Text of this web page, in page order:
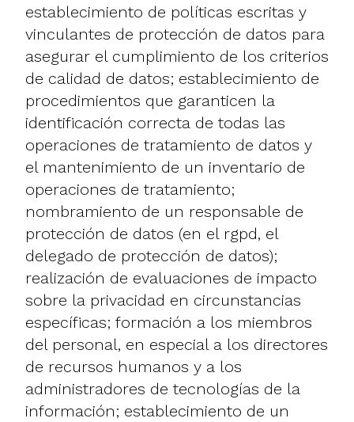
establecimiento de políticas escritas y
vinculantes de protección de datos para
asegurar el cumplimiento de los criterios
de calidad de datos; establecimiento de
procedimientos que garanticen la
identificación correcta de todas las
operaciones de tratamiento de datos y
el mantenimiento de un inventario de
operaciones de tratamiento;
nombramiento de un responsable de
protección de datos (en el rgpd, el
delegado de protección de datos);
realización de evaluaciones de impacto
sobre la privacidad en circunstancias
específicas; formación a los miembros
del personal, en especial a los directores
de recursos humanos y a los
administradores de tecnologías de la
información; establecimiento de un